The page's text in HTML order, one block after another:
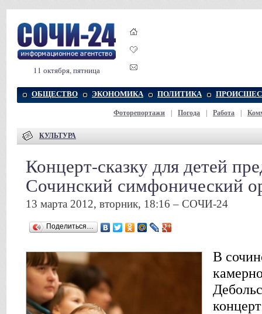
11 октября, пятница
ОБЩЕСТВО ЭКОНОМИКА ПОЛИТИКА
Фоторепортажи Погода Работа
КУЛЬТУРА
Концерт-сказку для детей
Сочинский симфонический
13 марта 2012, вторник, 18:16 – СОЧИ-24
Поделиться…
В